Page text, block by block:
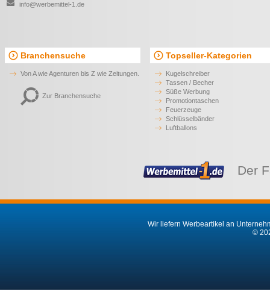
info@werbemittel-1.de
Branchensuche
Von A wie Agenturen bis Z wie Zeitungen.
Zur Branchensuche
Topseller-Kategorien
Kugelschreiber
Tassen / Becher
Süße Werbung
Promotiontaschen
Feuerzeuge
Schlüsselbänder
Luftballons
Der
Wir liefern Werbeartikel an
©